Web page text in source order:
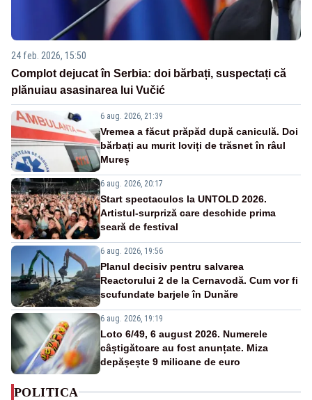
24 feb. 2026, 15:50
Complot dejucat în Serbia: doi bărbați, suspectați că
plănuiau asasinarea lui Vučić
6 aug. 2026, 21:39
Vremea a făcut prăpăd după caniculă. Doi
bărbați au murit loviți de trăsnet în râul
Mureș
6 aug. 2026, 20:17
Start spectaculos la UNTOLD 2026.
Artistul-surpriză care deschide prima
seară de festival
6 aug. 2026, 19:56
Planul decisiv pentru salvarea
Reactorului 2 de la Cernavodă. Cum vor fi
scufundate barjele în Dunăre
6 aug. 2026, 19:19
Loto 6/49, 6 august 2026. Numerele
câștigătoare au fost anunțate. Miza
depășește 9 milioane de euro
POLITICA